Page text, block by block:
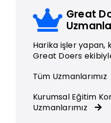
Great
Harika işler yapan,
Great Doers
Tüm Uzmanlarımız
Kurumsal Eğitim
Uzmanlarımız